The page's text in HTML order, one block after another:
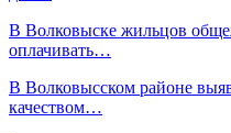
В Волковыске жильцов
оплачивать…
В Волковысском районе
качеством…